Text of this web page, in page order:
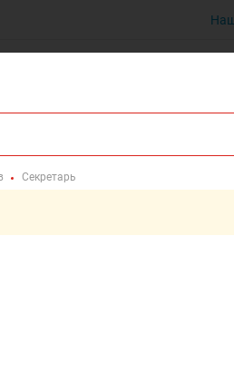
Секретарь